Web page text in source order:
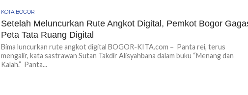
KOTA BOGOR
Setelah Meluncurkan Rute Angkot Digital, Pemkot Bogor
Peta Tata Ruang Digital
Bima luncurkan rute angkot digital BOGOR-KITA.com – Panta rei, terus
mengalir, kata sastrawan Sutan Takdir Alisyahbana dalam buku “Menang dan
Kalah.” Panta...